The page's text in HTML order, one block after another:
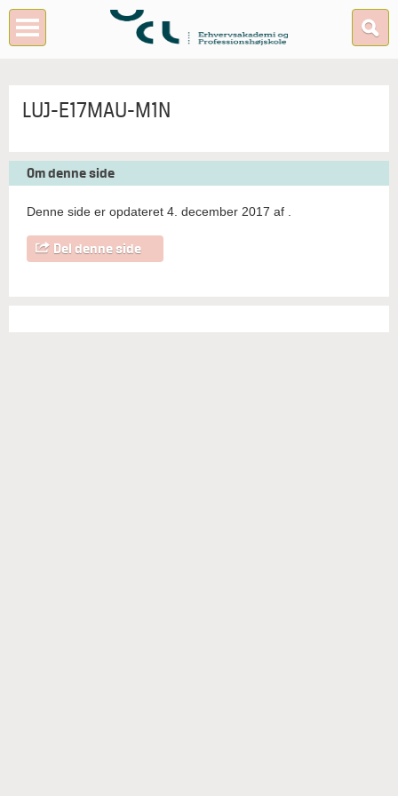
LUJ-E17MAU-M1N
Om denne side
Denne side er opdateret 4. december 2017 af
Del denne side